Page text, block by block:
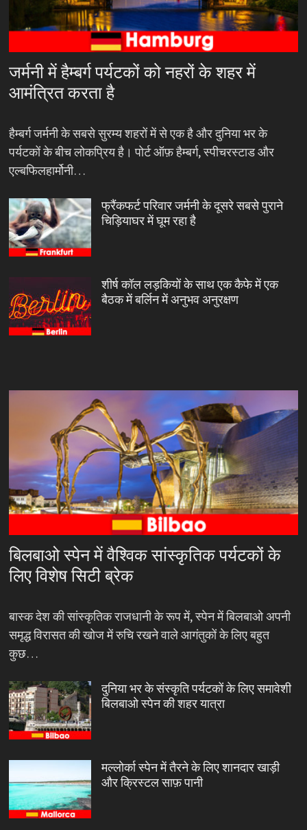
जर्मनी में हैम्बर्ग पर्यटकों को नहरों के शहर में
आमंत्रित करता है
हैम्बर्ग जर्मनी के सबसे सुरम्य शहरों में से एक है और दुनिया भर के
पर्यटकों के बीच लोकप्रिय है। पोर्ट ऑफ़ हैम्बर्ग, स्पीचरस्टाड और
एल्बफिलहार्मोनी…
फ्रैंकफर्ट परिवार जर्मनी के दूसरे सबसे पुराने
चिड़ियाघर में घूम रहा है
शीर्ष कॉल लड़कियों के साथ एक कैफे में एक
बैठक में बर्लिन में अनुभव अनुरक्षण
बिलबाओ स्पेन में वैश्विक सांस्कृतिक पर्यटकों के
लिए विशेष सिटी ब्रेक
बास्क देश की सांस्कृतिक राजधानी के रूप में, स्पेन में बिलबाओ अपनी
समृद्ध विरासत की खोज में रुचि रखने वाले आगंतुकों के लिए बहुत
कुछ…
दुनिया भर के संस्कृति पर्यटकों के लिए समावेशी
बिलबाओ स्पेन की शहर यात्रा
मल्लोर्का स्पेन में तैरने के लिए शानदार खाड़ी
और क्रिस्टल साफ़ पानी